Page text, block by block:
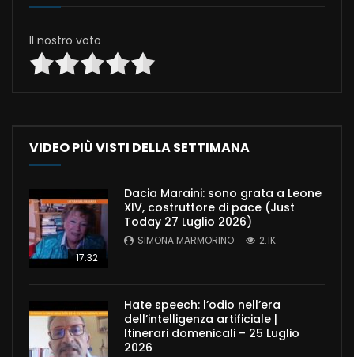
Il nostro voto
VIDEO PIÙ VISTI DELLA SETTIMANA
17:32
Dacia Maraini: sono grata a Leone
XIV, costruttore di pace (Just
Today 27 Luglio 2026)
SIMONA MARMORINO 2.1K
Hate speech: l’odio nell’era
dell’intelligenza artificiale |
Itinerari domenicali – 25 Luglio
2026